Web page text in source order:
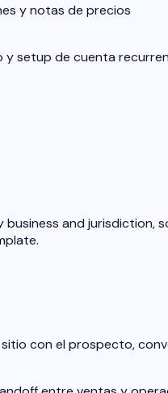
y notas de precios
y setup de cuenta
and jurisdiction,
con el prospecto,